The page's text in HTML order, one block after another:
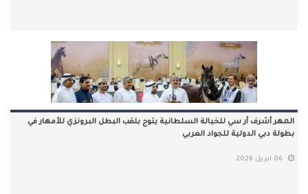
المهر أشرف أر سي للخيالة السلطانية يتوج بلقب البطل البرونزي للأمهار في
بطولة دبي الدولية للجواد العربي
06 ابريل 2026